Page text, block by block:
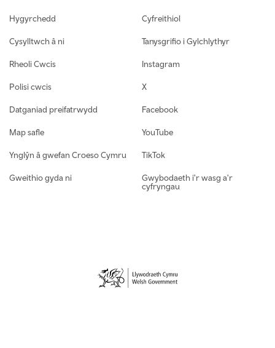
Footer navigation
Hygyrchedd
Cysylltwch â ni
Rheoli Cwcis
Polisi cwcis
Datganiad preifatrwydd
Map safle
Ynglŷn â gwefan Croeso Cymru
Gweithio gyda ni
Cyfreithiol
Tanysgrifio i Gylchlythyr
Instagram
X
Facebook
YouTube
TikTok
Gwybodaeth i'r wasg a'r
cyfryngau